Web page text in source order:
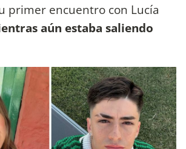
primer encuentro con Lucía
aún estaba saliendo